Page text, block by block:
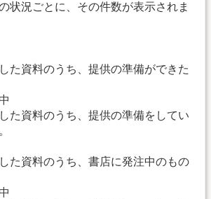
状況ごとに、その件数が表示されま
た資料のうち、提供の準備ができた
た資料のうち、提供の準備をしてい
た資料のうち、書店に発注中のもの